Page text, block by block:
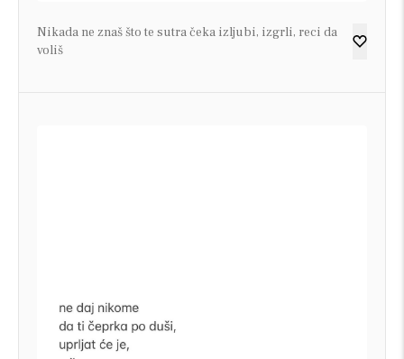
Nikada ne znaš što te sutra čeka izljubi, izgrli, reci da
voliš